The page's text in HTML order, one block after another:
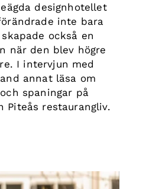
designhotellet
inte bara
också en
när den blev högre
I intervjun med
annat läsa om
spaningar på
Piteås restaurangliv.